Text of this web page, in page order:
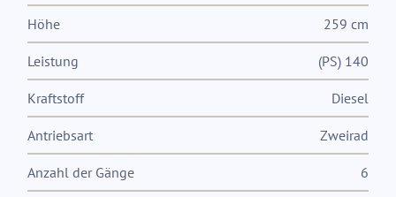
Höhe 259 cm
Leistung (PS) 140
Kraftstoff Diesel
Antriebsart Zweirad
Anzahl der Gänge 6